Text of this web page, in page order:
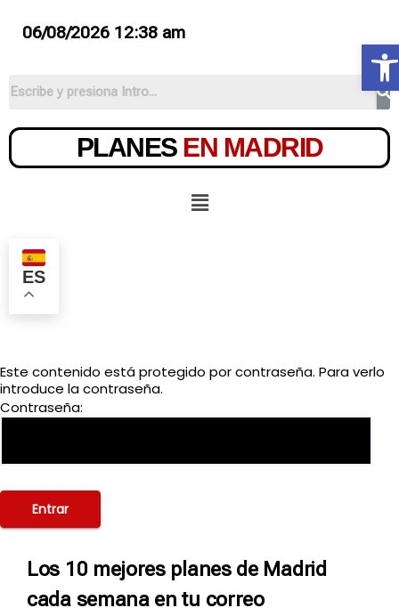
06/08/2026 12:38 am
PLANES EN MADRID
ES
Este contenido está protegido por contraseña. Para verlo
introduce la contraseña.
Contraseña:
Los 10 mejores planes de Madrid
cada semana en tu correo